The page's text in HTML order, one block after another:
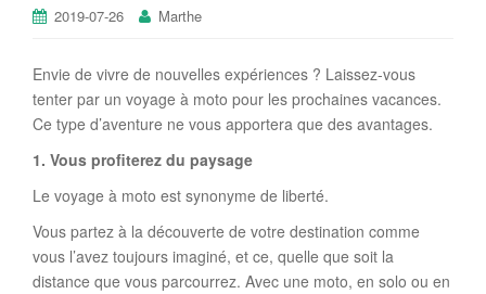
2019-07-26 Marthe
Envie de vivre de nouvelles expériences ? Laissez-vous
tenter par un voyage à moto pour les prochaines vacances.
Ce type d’aventure ne vous apportera que des avantages.
1. Vous profiterez du paysage
Le voyage à moto est synonyme de liberté.
Vous partez à la découverte de votre destination comme
vous l’avez toujours imaginé, et ce, quelle que soit la
distance que vous parcourrez. Avec une moto, en solo ou en